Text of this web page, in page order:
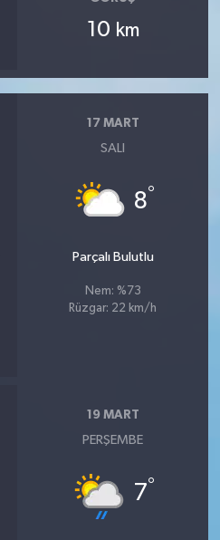
10 km
17 MART
SALI
8°
Parçalı Bulutlu
Nem: %73
Rüzgar: 22 km/h
19 MART
PERŞEMBE
7°